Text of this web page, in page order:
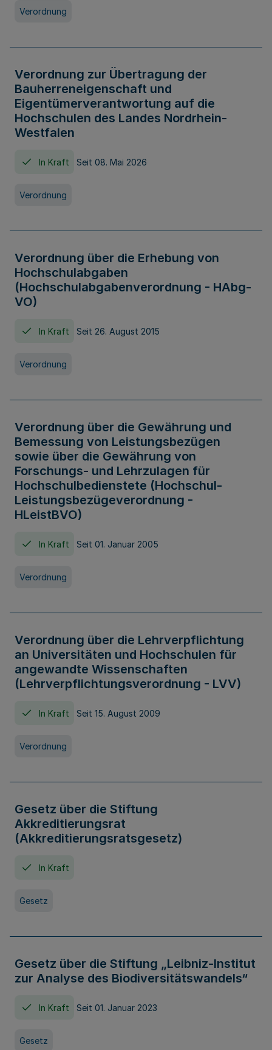
Verordnung
Verordnung zur Übertragung der
Bauherreneigenschaft und
Eigentümerverantwortung auf die
Hochschulen des Landes Nordrhein-
Westfalen
In Kraft Seit 08. Mai 2026
Verordnung
Verordnung über die Erhebung von
Hochschulabgaben
(Hochschulabgabenverordnung - HAbg-
VO)
In Kraft Seit 26. August 2015
Verordnung
Verordnung über die Gewährung und
Bemessung von Leistungsbezügen
sowie über die Gewährung von
Forschungs- und Lehrzulagen für
Hochschulbedienstete (Hochschul-
Leistungsbezügeverordnung -
HLeistBVO)
In Kraft Seit 01. Januar 2005
Verordnung
Verordnung über die Lehrverpflichtung
an Universitäten und Hochschulen für
angewandte Wissenschaften
(Lehrverpflichtungsverordnung - LVV)
In Kraft Seit 15. August 2009
Verordnung
Gesetz über die Stiftung
Akkreditierungsrat
(Akkreditierungsratsgesetz)
In Kraft
Gesetz
Gesetz über die Stiftung „Leibniz-Institut
zur Analyse des Biodiversitätswandels“
In Kraft Seit 01. Januar 2023
Gesetz